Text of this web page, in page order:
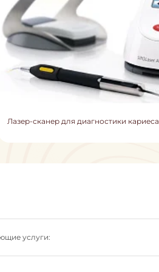
Лазер-сканер для диагностики кариеса
услуги: